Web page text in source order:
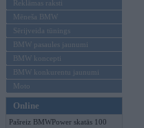
Reklāmas raksti
Mēneša BMW
Sērijveida tūnings
BMW pasaules jaunumi
BMW koncepti
BMW konkurentu jaunumi
Moto
Online
Pašreiz BMWPower skatās 100